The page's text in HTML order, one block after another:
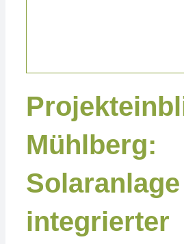
Mühlberg:
integrierter